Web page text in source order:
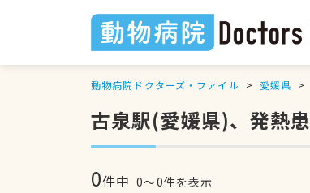
動物病院ドクターズ・ファイル 愛媛県
古泉駅(愛媛県)、発熱
0件中 0〜0件を表示